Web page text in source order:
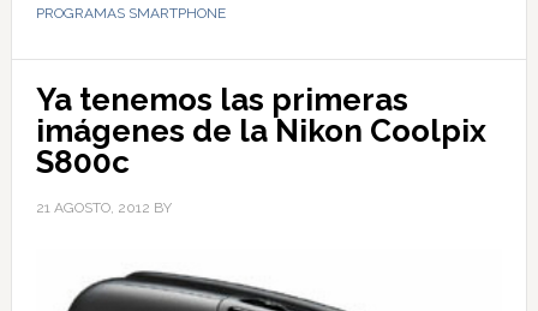
PROGRAMAS SMARTPHONE
Ya tenemos las primeras
imágenes de la Nikon Coolpix
S800c
21 AGOSTO, 2012 BY